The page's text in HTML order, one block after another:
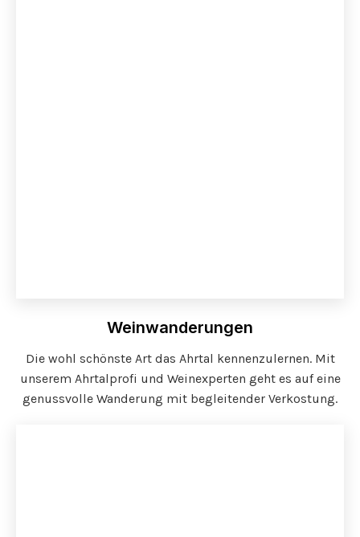
Weinwanderungen
Die wohl schönste Art das Ahrtal kennenzulernen. Mit
unserem Ahrtalprofi und Weinexperten geht es auf eine
genussvolle Wanderung mit begleitender Verkostung.